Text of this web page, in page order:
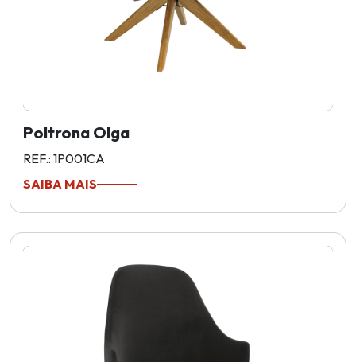
Poltrona Olga
REF.: 1P001CA
SAIBA MAIS